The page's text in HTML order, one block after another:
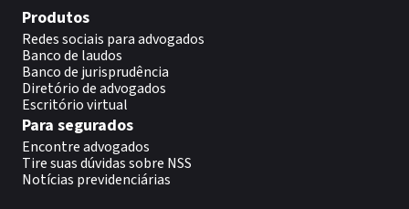
Produtos
Redes sociais para advogados
Banco de laudos
Banco de jurisprudência
Diretório de advogados
Escritório virtual
Para segurados
Encontre advogados
Tire suas dúvidas sobre NSS
Notícias previdenciárias